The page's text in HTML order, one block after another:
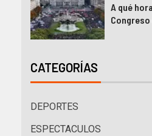
A qué
CATEGORÍAS
DEPORTES
ESPECTACULOS